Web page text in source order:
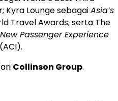
Kyra Lounge sebagaiAsia’s
Travel Awards; serta The
Passenger Experience
Collinson Group.